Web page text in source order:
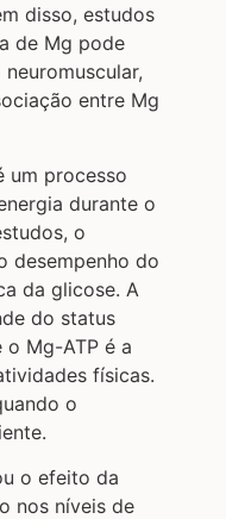
disso, estudos
de Mg pode
entre Mg
um processo
durante o
o
desempenho do
da glicose. A
do status
Mg-ATP é a
físicas.
o
o efeito da
nos níveis de